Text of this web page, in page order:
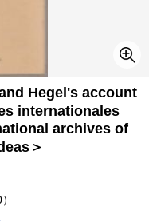
Hegel's account
internationales
archives of
＞